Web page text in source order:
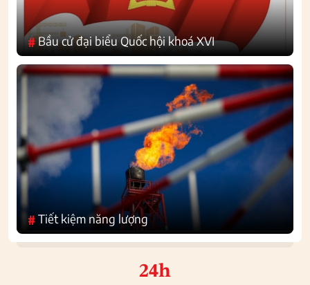
#Bầu cử đại biểu Quốc hội khoá XVI
#Tiết kiệm năng lượng
24h